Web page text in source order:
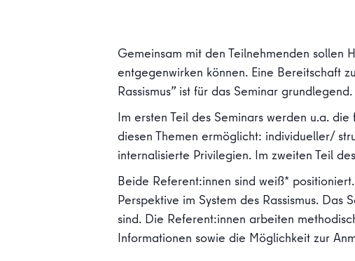
Gemeinsam mit den Teilnehmenden sollen
entgegenwirken können. Eine Bereitschaft
Rassismus” ist für das Seminar grundlegend.
Im ersten Teil des Seminars werden u.a.
diesen Themen ermöglicht: individueller/
internalisierte Privilegien. Im zweiten Teil
Beide Referent:innen sind weiß*
Perspektive im System des Rassismus.
sind. Die Referent:innen arbeiten
Informationen sowie die Möglichkeit zur